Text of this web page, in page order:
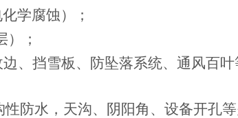
学腐蚀）；
；
、挡雪板、防坠落系统、通风百叶
防水，天沟、阴阳角、设备开孔